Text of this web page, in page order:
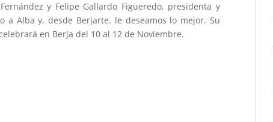
y Felipe Gallardo Figueredo, presidenta y
Alba y, desde Berjarte. le deseamos lo mejor. Su
en Berja del 10 al 12 de Noviembre.